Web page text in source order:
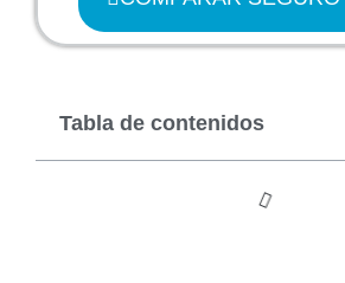
Tabla de contenidos